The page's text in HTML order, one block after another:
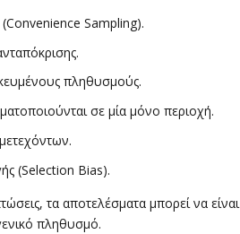
(Convenience Sampling).
πληθυσμούς.
σε μία μόνο περιοχή.
(Selection Bias).
τα αποτελέσματα μπορεί να
πληθυσμό.